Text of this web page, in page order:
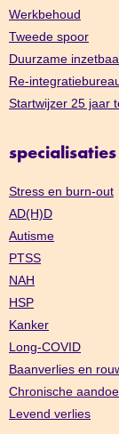
Werkbehoud
Tweede spoor
Duurzame
Re-
Startwijzer 25 jaar
specialisaties
Stress en burn-out
AD(H)D
Autisme
PTSS
NAH
HSP
Kanker
Long-COVID
Baanverlies en
Chronische
Levend verlies